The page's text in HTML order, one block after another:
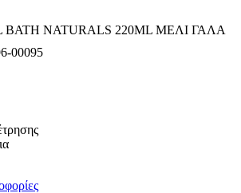
BATH NATURALS 220ML ΜΕΛΙ ΓΑΛΑ
00095